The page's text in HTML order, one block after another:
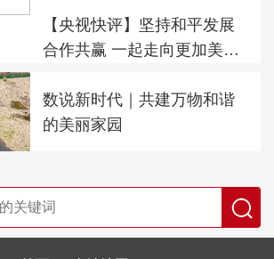
【央视快评】坚持和平发展
合作共赢 一起走向更加美好
数说新时代｜共建万物和谐
的美丽家园